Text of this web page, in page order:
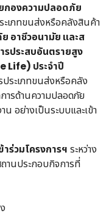
กองความปลอดภัย
เภทขนส่งหรือคลังสินค้า
อาชีวอนามัย และส
รประสบอันตรายสูง
ประจำปี
ประเภทขนส่งหรือคลัง
ารด้านความปลอดภัย
อย่างเป็นระบบและเข้า
ร่วมโครงการฯ ระหว่าง
านประกอบกิจการที่